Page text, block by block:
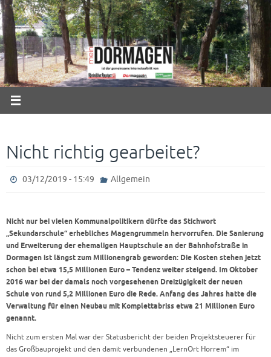
Zum
Inhalt
springen
Nicht richtig gearbeitet?
03/12/2019 - 15:49 Allgemein
Nicht nur bei vielen Kommunalpolitikern dürfte das Stichwort
„Sekundarschule“ erhebliches Magengrummeln hervorrufen. Die Sanierung
und Erweiterung der ehemaligen Hauptschule an der Bahnhofstraße in
Dormagen ist längst zum Millionengrab geworden: Die Kosten stehen jetzt
schon bei etwa 15,5 Millionen Euro – Tendenz weiter steigend. Im Oktober
2016 war bei der damals noch vorgesehenen Dreizügigkeit der neuen
Schule von rund 5,2 Millionen Euro die Rede. Anfang des Jahres hatte die
Verwaltung für einen Neubau mit Komplettabriss etwa 21 Millionen Euro
genannt.
Nicht zum ersten Mal war der Statusbericht der beiden Projektsteuerer für
das Großbauprojekt und den damit verbundenen „LernOrt Horrem“ im